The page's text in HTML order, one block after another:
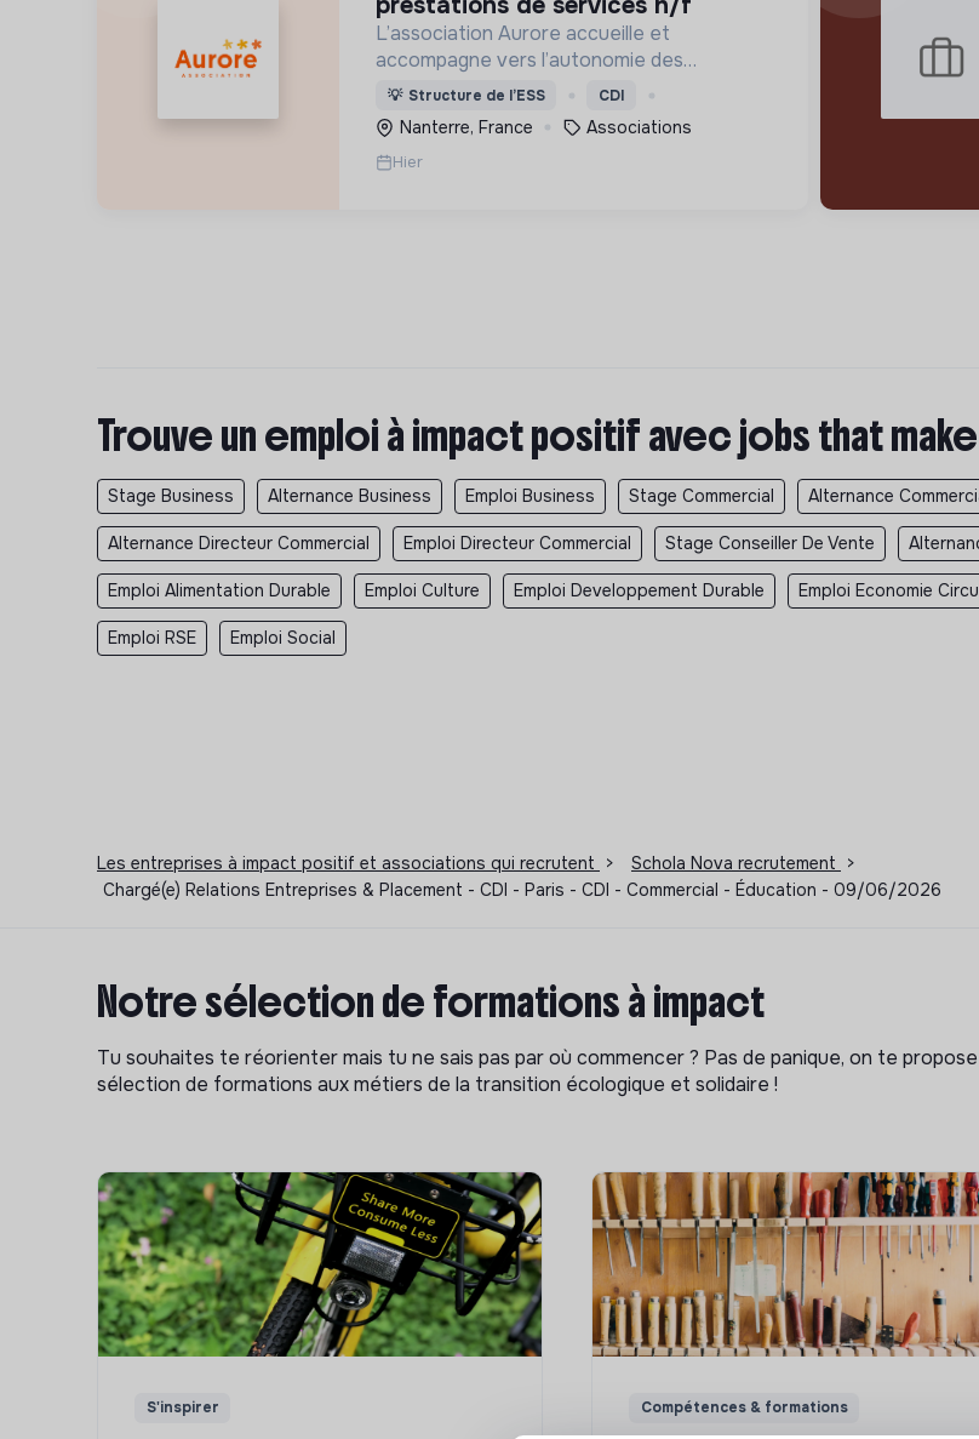
L’association Aurore accueille et
accompagne vers l’autonomie des
personnes en situation de précarité ou
d’exclusion via l’hébergement, les soins et
l’insertion sociale et professionnelle.
💡 Structure de l’ESS CDI
Nanterre, France Associations
Hier
Trouve un emploi à impact positif avec jobs that
Stage Business Alternance Business Emploi Business Stage Commercial Alternance
Alternance Directeur Commercial Emploi Directeur Commercial Stage Conseiller De Vente
Emploi Alimentation Durable Emploi Culture Emploi Developpement Durable Emploi Economie
Emploi RSE Emploi Social
Les entreprises à impact positif et associations qui recrutent > Schola Nova recrutement
>
Chargé(e) Relations Entreprises & Placement - CDI - Paris - CDI - Commercial - Éducation - 09/06/2026
Notre sélection de formations à impact
Tu souhaites te réorienter mais tu ne sais pas par où commencer ? Pas de panique, on te
sélection de formations aux métiers de la transition écologique et solidaire !
S'inspirer Compétences & formations